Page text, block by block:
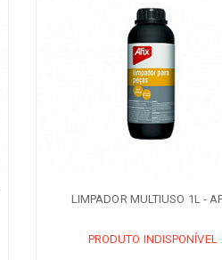
LIMPADOR MULTIUSO 1L -
PRODUTO INDISPONÍVEL
Características
PRODUTO INDISPONÍVEL